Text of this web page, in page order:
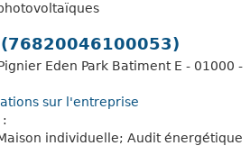
(76820046100053)
Eden Park Batiment E - 01000 -
sur l'entreprise
:
individuelle; Audit énergétique